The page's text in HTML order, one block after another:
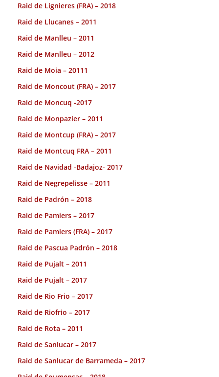
Raid de Lignieres (FRA) – 2018
Raid de Llucanes – 2011
Raid de Manlleu – 2011
Raid de Manlleu – 2012
Raid de Moia – 20111
Raid de Moncout (FRA) – 2017
Raid de Moncuq -2017
Raid de Monpazier – 2011
Raid de Montcup (FRA) – 2017
Raid de Montcuq FRA – 2011
Raid de Navidad -Badajoz- 2017
Raid de Negrepelisse – 2011
Raid de Padrón – 2018
Raid de Pamiers – 2017
Raid de Pamiers (FRA) – 2017
Raid de Pascua Padrón – 2018
Raid de Pujalt – 2011
Raid de Pujalt – 2017
Raid de Rio Frio – 2017
Raid de Riofrio – 2017
Raid de Rota – 2011
Raid de Sanlucar – 2017
Raid de Sanlucar de Barrameda – 2017